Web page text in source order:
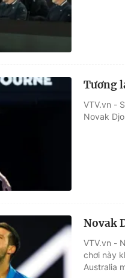
Tương
VTV.vn -
Novak
Novak
VTV.vn -
chơi này
Australia